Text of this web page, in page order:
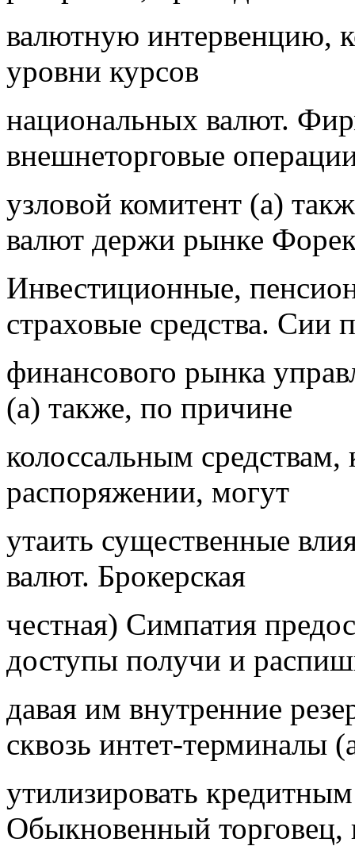
валютную интервенцию,
уровни курсов
национальных валют.
внешнеторговые
узловой комитент (а)
валют держи рынке
Инвестиционные,
страховые средства. Сии
финансового рынка
(а) также, по причине
колоссальным средствам,
распоряжении, могут
утаить существенные
валют. Брокерская
честная) Симпатия
доступы получи и
давая им внутренние
сквозь интет-терминалы
утилизировать
Обыкновенный торговец,